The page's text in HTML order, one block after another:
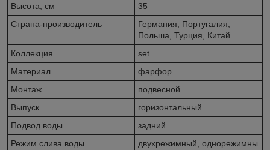
Высота, см
35
Страна-производитель
Германия, Португалия,
Польша, Турция, Китай
Коллекция
set
Материал
фарфор
Монтаж
подвесной
Выпуск
горизонтальный
Подвод воды
задний
Режим слива воды
двухрежимный, однорежимны